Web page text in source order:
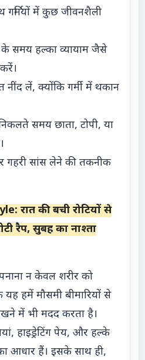
में कुछ जीवनशैली
के समय हल्का व्यायाम जैसे
नींद लें, क्योंकि गर्मी में थकान
समय छाता, टोपी, या
गहरी सांस लेने की तकनीक
रात की बची रोटियों से
रैप, सुबह का नाश्ता
न केवल शरीर को
हमें मौसमी बीमारियों से
में भी मदद करता है।
हाइड्रेटिंग पेय, और हल्के
आधार हैं। इसके साथ ही,